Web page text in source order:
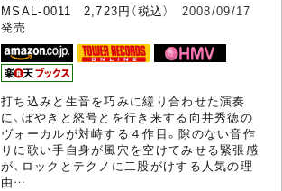
MSAL-0011 2,723円（税込） 2008/09/17
発売
打ち込みと生音を巧みに縒り合わせた演奏
に、ぼやきと怒号とを行き来する向井秀徳の
ヴォーカルが対峙する４作目。隙のない音作
りに歌い手自身が風穴を空けてみせる緊張感
が、ロックとテクノに二股がけする人気の理
由…